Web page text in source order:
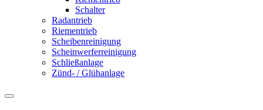
Schalter
Radantrieb
Riementrieb
Scheibenreinigung
Scheinwerferreinigung
Schließanlage
Zünd- / Glühanlage